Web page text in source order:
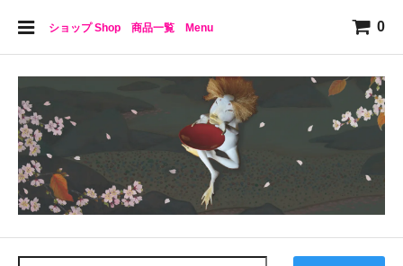
ショップ Shop 商品一覧 Menu 0